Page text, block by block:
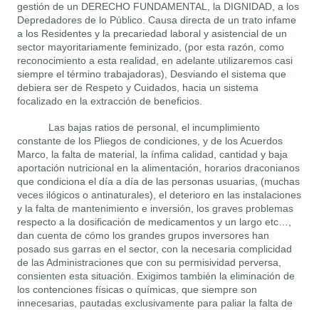
gestión de un DERECHO FUNDAMENTAL, la DIGNIDAD, a los
Depredadores de lo Público. Causa directa de un trato infame
a los Residentes y la precariedad laboral y asistencial de un
sector mayoritariamente feminizado, (por esta razón, como
reconocimiento a esta realidad, en adelante utilizaremos casi
siempre el término trabajadoras), Desviando el sistema que
debiera ser de Respeto y Cuidados, hacia un sistema
focalizado en la extracción de beneficios.
Las bajas ratios de personal, el incumplimiento
constante de los Pliegos de condiciones, y de los Acuerdos
Marco, la falta de material, la ínfima calidad, cantidad y baja
aportación nutricional en la alimentación, horarios draconianos
que condiciona el día a día de las personas usuarias, (muchas
veces ilógicos o antinaturales), el deterioro en las instalaciones
y la falta de mantenimiento e inversión, los graves problemas
respecto a la dosificación de medicamentos y un largo etc…,
dan cuenta de cómo los grandes grupos inversores han
posado sus garras en el sector, con la necesaria complicidad
de las Administraciones que con su permisividad perversa,
consienten esta situación. Exigimos también la eliminación de
los contenciones físicas o químicas, que siempre son
innecesarias, pautadas exclusivamente para paliar la falta de